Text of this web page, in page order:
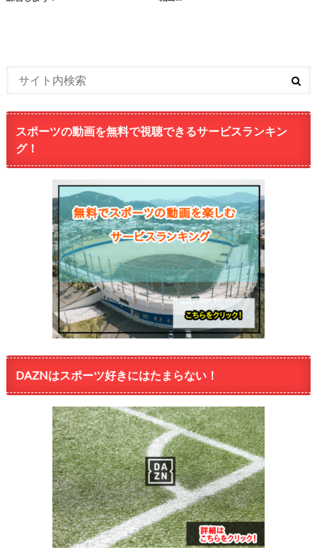
スポーツの動画を無料で視聴できるサービスランキン
グ！
DAZNはスポーツ好きにはたまらない！